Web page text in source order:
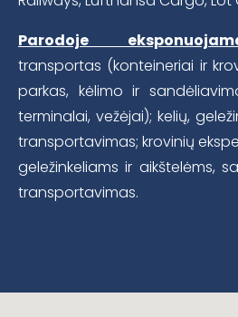
Parodoje
transportas (konteineriai ir
parkas, kėlimo ir
terminalai, vežėjai); kelių,
transportavimas; krovinių
geležinkeliams ir aikštelėms,
transportavimas.